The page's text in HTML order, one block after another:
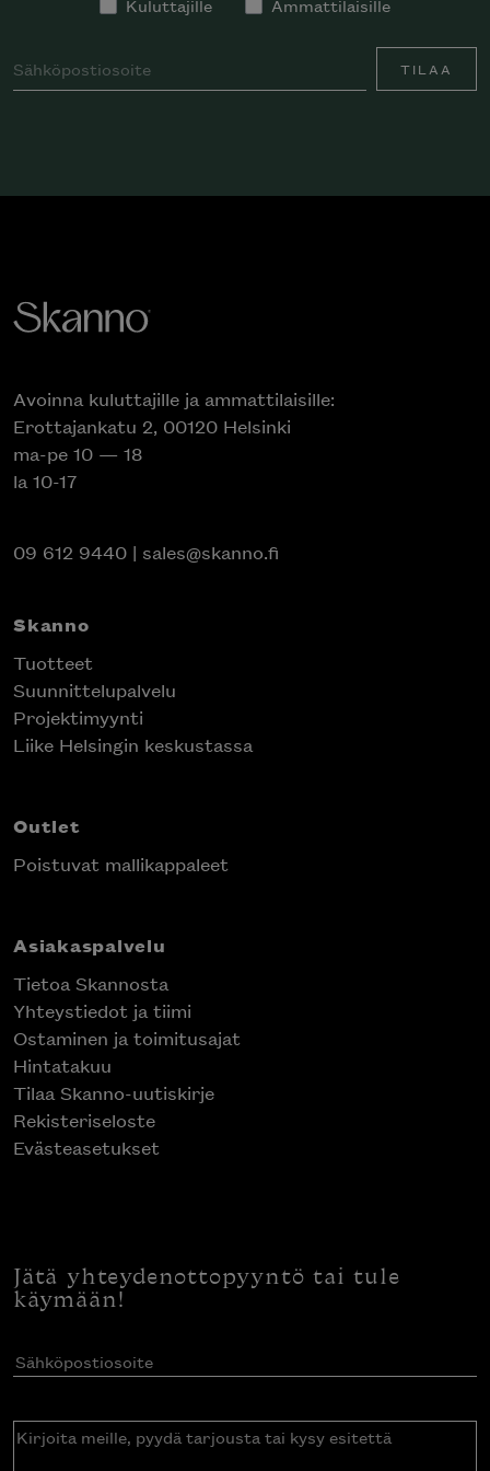
Kuluttajille Ammattilaisille
TILAA
Avoinna kuluttajille ja ammattilaisille:
Erottajankatu 2, 00120 Helsinki
ma-pe 10 — 18
la 10-17
09 612 9440 | sales@skanno.fi
Skanno
Tuotteet
Suunnittelupalvelu
Projektimyynti
Liike Helsingin keskustassa
Outlet
Poistuvat mallikappaleet
Asiakaspalvelu
Tietoa Skannosta
Yhteystiedot ja tiimi
Ostaminen ja toimitusajat
Hintatakuu
Tilaa Skanno-uutiskirje
Rekisteriseloste
Evästeasetukset
Jätä yhteydenottopyyntö tai tule
käymään!
Sähköpostiosoite(Pakollinen)
Kirjoita